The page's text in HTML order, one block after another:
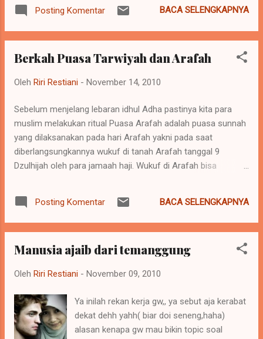
Yang Maha Kuasa, membuat irisan
membiarkan urat-urat dan organ-organ
h...
Klik Expand Template Widget 4. Kemudian kamu masukan
kode dibawah ini sebelum kode < head > Inilah kodenya: Ini
document.onselectstart!=&quot;undefined&quot;) {
false&quot;); } else{ document.onmousedown=new Function
Function (&quot;return true&quot;); } </SCRIPT> 5. Dan
terakhir kamu save dehhh dan lihat hasilnya,,, postingan
kamu tidak bisa di Copas....
Posting Komentar BACA SELENGKAPNYA
Berkah Puasa Tarwiyah dan Arafah
Oleh Riri Restiani - November 14, 2010
Sebelum menjelang lebaran idhul Adha pastinya kita para
muslim melakukan ritual Puasa Arafah adalah puasa sunnah
yang dilaksanakan pada hari Arafah yakni pada saat
diberlangsungkannya wukuf di tanah Arafah tanggal 9
Dzulhijah oleh para jamaah haji. Wukuf di Arafah bisa
Karena itu puasa Arafah ini sangat dianjurkan bagi orang-
orang yang tidak menjalankan ibadah haji. Adapun teknis
pelaksanaannya mirip dengan puasa-puasa lainnya. Tiada
hari pertama bulan DZULHIJJAH, Puasa sehari didalammnya
harinya, sama dengan bersembahyang di malam Lailatul
Qadar Sebagian ulama mengatakan : Barang siapa yang
memuliakan hari hari yang berlalu dalam bulan DZULHIJJAH,
niscaya akan di anugrahi oleh Allah 10 macam kemuliaan
Yaitu : - Berkah pada umumnya - Bertambah hartanya -
Posting Komentar BACA SELENGKAPNYA
Manusia ajaib dari temanggung
Oleh Riri Restiani - November 09, 2010
Ya inilah rekan kerja gw,, ya sebut aja kerabat
dekat dehh yahh( biar doi seneng,haha)
alasan kenapa gw mau bikin topic soal